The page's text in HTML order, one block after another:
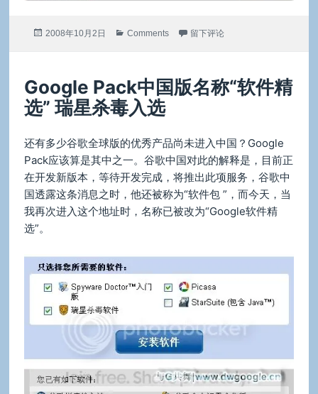
发
2008年10月2日
分
Comments 于Mono 2.0正式发布了
留下评论
Google Pack中国版名称“软件精
选” 瑞星杀毒入选
还有多少谷歌全球版的优秀产品尚未进入中国？Google
Pack应该算是其中之一。谷歌中国对此的解释是，目前正
在开发新版本，等待开发完成，将推出此项服务，谷歌中
国透露这条消息之时，他还被称为“软件包 ”，而今天，当
我再次进入这个地址时，名称已被改为“Google软件精
选”。